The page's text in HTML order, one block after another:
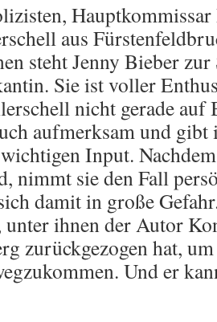
aus
steht Jenny Bieber zur
Sie ist voller
nicht gerade auf
aufmerksam und gibt
Input.
nimmt sie den Fall
damit in große
unter ihnen der Autor
zurückgezogen hat,
Und er